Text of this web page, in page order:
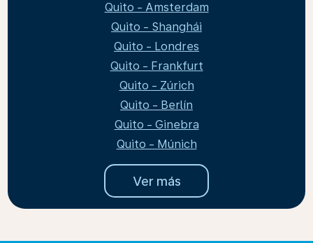
Quito - Amsterdam
Quito - Shanghái
Quito - Londres
Quito - Frankfurt
Quito - Zúrich
Quito - Berlín
Quito - Ginebra
Quito - Múnich
Ver más